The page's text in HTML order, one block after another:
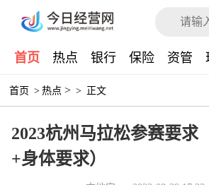
首页 热点 银行 保险 资管
首页 > 热点 > > 正文
2023杭州马拉松参赛要求
+身体要求）